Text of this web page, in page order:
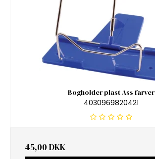
Bogholder plast Ass farver
4030969820421
45,00 DKK